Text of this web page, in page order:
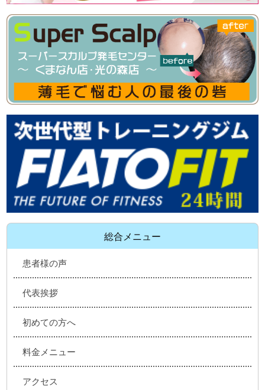
総合メニュー
患者様の声
代表挨拶
初めての方へ
料金メニュー
アクセス